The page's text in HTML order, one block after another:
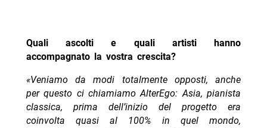
Quali ascolti e quali artisti hanno
accompagnato la vostra crescita?
«Veniamo da modi totalmente opposti, anche
per questo ci chiamiamo AlterEgo:Asia, pianista
classica, prima dell’inizio del progetto era
coinvolta quasi al 100% in quel mondo,